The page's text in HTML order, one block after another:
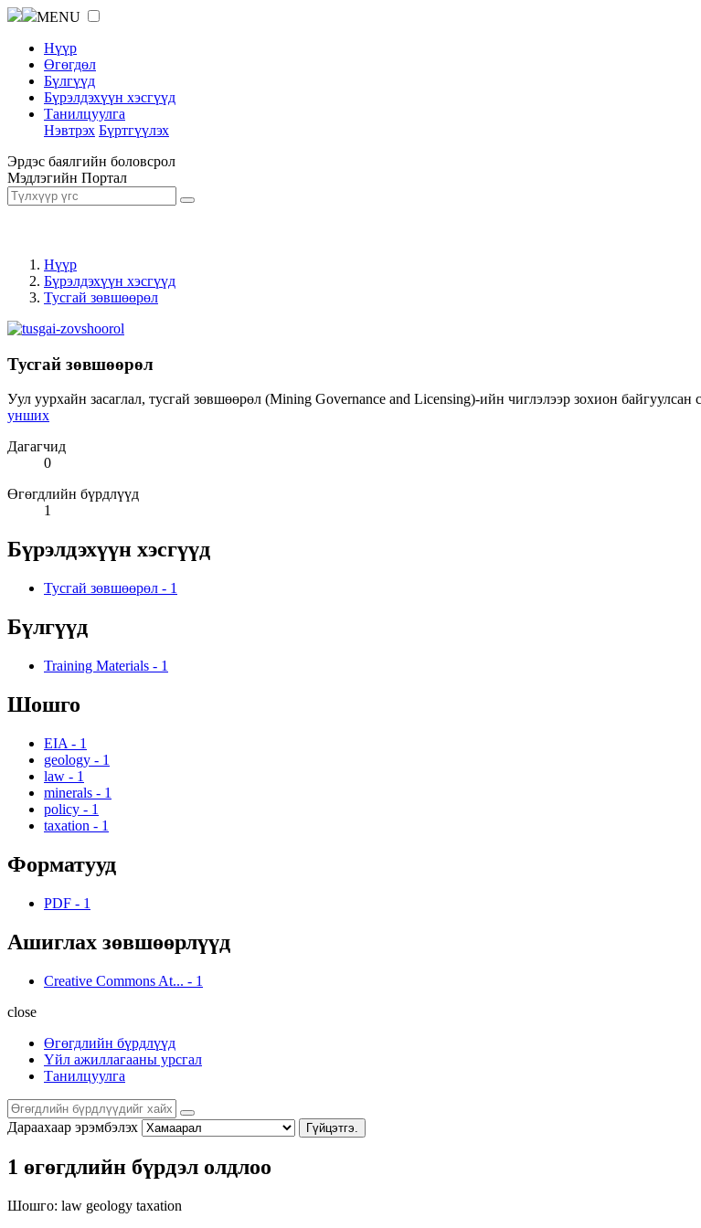
MENU
Нүүр
Өгөгдөл
Бүлгүүд
Бүрэлдэхүүн хэсгүүд
Танилцуулга
Нэвтрэх Бүртгүүлэх
Эрдэс баялгийн боловсрол
Мэдлэгийн Портал
Нүүр
Бүрэлдэхүүн хэсгүүд
Тусгай зөвшөөрөл
Тусгай зөвшөөрөл
Уул уурхайн засаглал, тусгай зөвшөөрөл (Mining Governance and Licensing)-ийн чиглэлээр зохион
унших
Дагагчид
0
Өгөгдлийн бүрдлүүд
1
Бүрэлдэхүүн хэсгүүд
Тусгай зөвшөөрөл - 1
Бүлгүүд
Training Materials - 1
Шошго
EIA - 1
geology - 1
law - 1
minerals - 1
policy - 1
taxation - 1
Форматууд
PDF - 1
Ашиглах зөвшөөрлүүд
Creative Commons At... - 1
close
Өгөгдлийн бүрдлүүд
Үйл ажиллагааны урсгал
Танилцуулга
Дараахаар эрэмбэлэх Гүйцэтгэ.
1 өгөгдлийн бүрдэл олдлоо
Шошго: law geology taxation